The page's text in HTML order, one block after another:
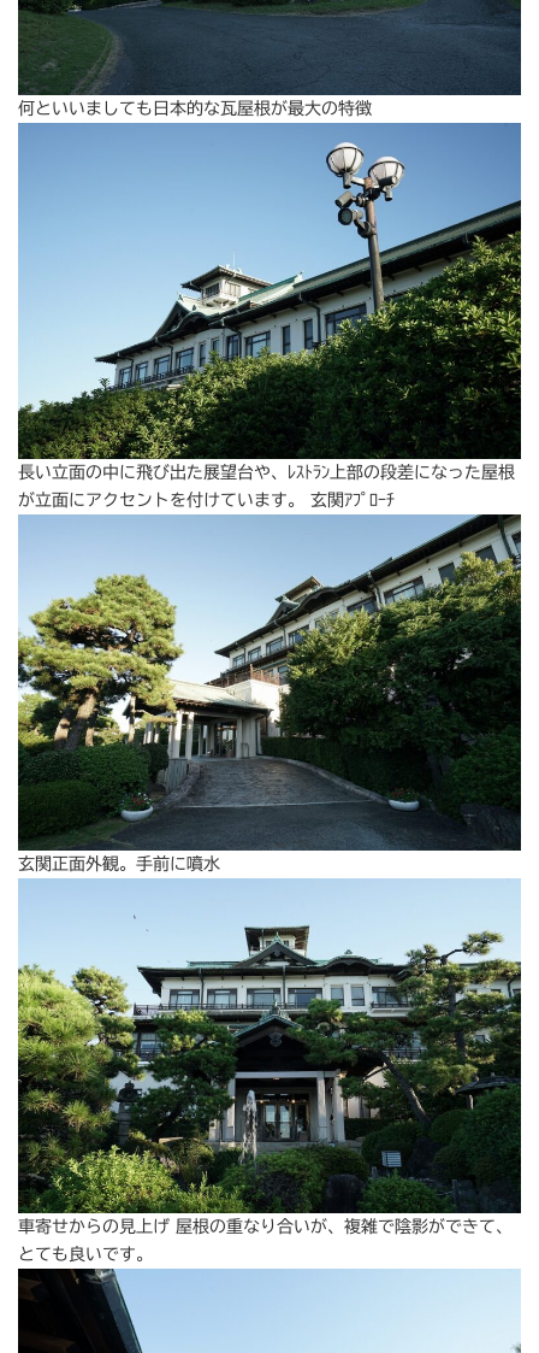
何といいましても日本的な瓦屋根が最大の特徴
長い立面の中に飛び出た展望台や、ﾚｽﾄﾗﾝ上部の段差になった屋根
が立面にアクセントを付けています。 玄関ｱﾌﾟﾛｰﾁ
玄関正面外観。手前に噴水
車寄せからの見上げ 屋根の重なり合いが、複雑で陰影ができて、
とても良いです。